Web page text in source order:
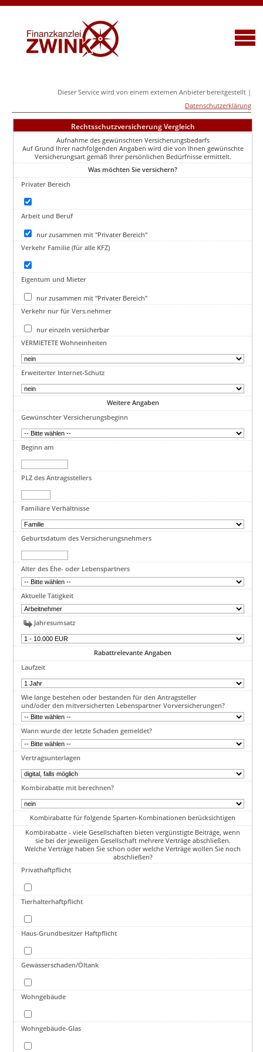
Dieser Service wird von einem externen Anbieter bereitgestellt |
Datenschutzerklärung
Rechtsschutzversicherung Vergleich
Aufnahme des gewünschten Versicherungsbedarfs
Auf Grund Ihrer nachfolgenden Angaben wird die von Ihnen gewünschte
Versicherungsart gemäß Ihrer persönlichen Bedürfnisse ermittelt.
Was möchten Sie versichern?
Privater Bereich
Arbeit und Beruf
nur zusammen mit "Privater Bereich"
Verkehr Familie (für alle KFZ)
Eigentum und Mieter
nur zusammen mit "Privater Bereich"
Verkehr nur für Vers.nehmer
nur einzeln versicherbar
VERMIETETE Wohneinheiten
Erweiterter Internet-Schutz
Weitere Angaben
Gewünschter Versicherungsbeginn
Beginn am
PLZ des Antragsstellers
Familiäre Verhältnisse
Geburtsdatum des Versicherungsnehmers
Alter des Ehe- oder Lebenspartners
Aktuelle Tätigkeit
Jahresumsatz
Rabattrelevante Angaben
Laufzeit
Wie lange bestehen oder bestanden für den Antragsteller
und/oder den mitversicherten Lebenspartner Vorversicherungen?
Wann wurde der letzte Schaden gemeldet?
Vertragsunterlagen
Kombirabatte mit berechnen?
Kombirabatte für folgende Sparten-Kombinationen berücksichtigen
Kombirabatte - viele Gesellschaften bieten vergünstigte Beiträge, wenn
sie bei der jeweiligen Gesellschaft mehrere Verträge abschließen.
Welche Verträge haben Sie schon oder welche Verträge wollen Sie noch
abschließen?
Privathaftpflicht
Tierhalterhaftpflicht
Haus-Grundbesitzer Haftpflicht
Gewässerschaden/Öltank
Wohngebäude
Wohngebäude-Glas